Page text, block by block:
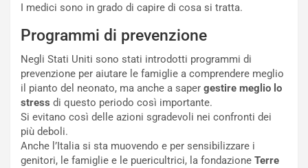
I medici sono in grado di capire di cosa si tratta.
Programmi di prevenzione
Negli Stati Uniti sono stati introdotti programmi di
prevenzione per aiutare le famiglie a comprendere meglio
il pianto del neonato, ma anche a saper gestire meglio lo
stress di questo periodo così importante.
Si evitano così delle azioni sgradevoli nei confronti dei
più deboli.
Anche l’Italia si sta muovendo e per sensibilizzare i
genitori, le famiglie e le puericultrici, la fondazione Terre